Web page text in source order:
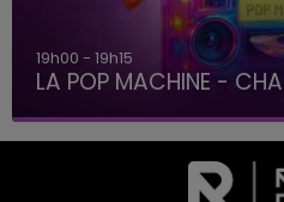
19h15 - 20h00
LA RADIO POP